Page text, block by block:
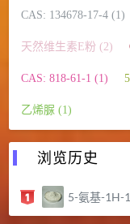
CAS: 134678-17-4 (1)
天然维生素E粉 (2)
CAS: 818-61-1 (1)
乙烯脲 (1)
浏览历史
5-氨基-1H-